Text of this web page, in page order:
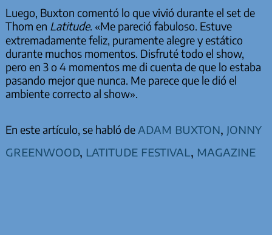
Luego, Buxton comentó lo que vivió durante el set de
Thom en Latitude. «Me pareció fabuloso. Estuve
extremadamente feliz, puramente alegre y estático
durante muchos momentos. Disfruté todo el show,
pero en 3 o 4 momentos me di cuenta de que lo estaba
pasando mejor que nunca. Me parece que le dió el
ambiente correcto al show».
En este artículo, se habló de adam buxton, jonny
greenwood, latitude festival, magazine